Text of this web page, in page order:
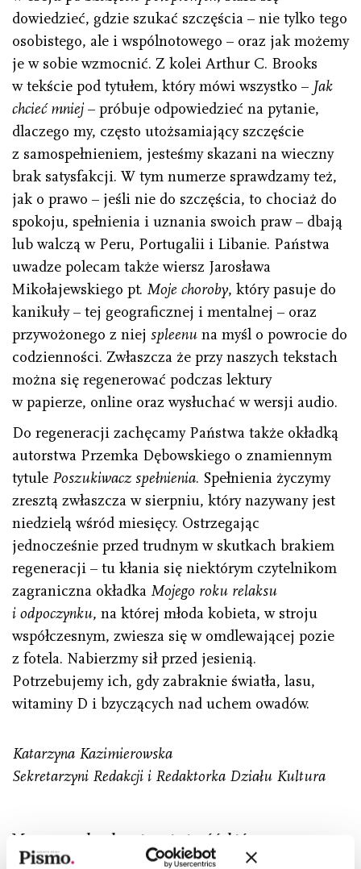
dowiedzieć, gdzie szukać szczęścia – nie tylko tego
osobistego, ale i wspólnotowego – oraz jak możemy
je w sobie wzmocnić. Z kolei Arthur C. Brooks
w tekście pod tytułem, który mówi wszystko – Jak
chcieć mniej– próbuje odpowiedzieć na pytanie,
dlaczego my, często utożsamiający szczęście
z samospełnieniem, jesteśmy skazani na wieczny
brak satysfakcji. W tym numerze sprawdzamy też,
jak o prawo – jeśli nie do szczęścia, to chociaż do
spokoju, spełnienia i uznania swoich praw – dbają
lub walczą w Peru, Portugalii i Libanie. Państwa
uwadze polecam także wiersz Jarosława
Mikołajewskiego pt. Moje choroby, który pasuje do
kanikuły – tej geograficznej i mentalnej – oraz
przywożonego z niej spleenu na myśl o powrocie do
codzienności. Zwłaszcza że przy naszych tekstach
można się regenerować podczas lektury
w papierze, online oraz wysłuchać w wersji audio.
Do regeneracji zachęcamy Państwa także okładką
autorstwa Przemka Dębowskiego o znamiennym
tytule Poszukiwacz spełnienia. Spełnienia życzymy
zresztą zwłaszcza w sierpniu, który nazywany jest
niedzielą wśród miesięcy. Ostrzegając
jednocześnie przed trudnym w skutkach brakiem
regeneracji – tu kłania się niektórym czytelnikom
zagraniczna okładka Mojego roku relaksu
i odpoczynku, na której młoda kobieta, w stroju
współczesnym, zwiesza się w omdlewającej pozie
z fotela. Nabierzmy sił przed jesienią.
Potrzebujemy ich, gdy zabraknie światła, lasu,
witaminy D i bzyczących nad uchem owadów.
Katarzyna Kazimierowska
Sekretarzyni Redakcji i Redaktorka Działu Kultura
Masz przed sobą otwartą treść, którą
udostępniamy w ramach promocji „Pisma”.